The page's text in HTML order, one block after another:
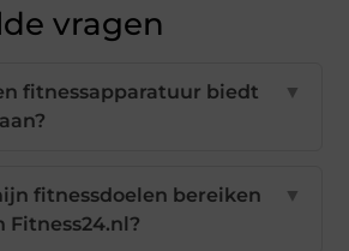
vragen
fitnessapparatuur biedt
▼
fitnessdoelen bereiken
Fitness24.nl?
▼